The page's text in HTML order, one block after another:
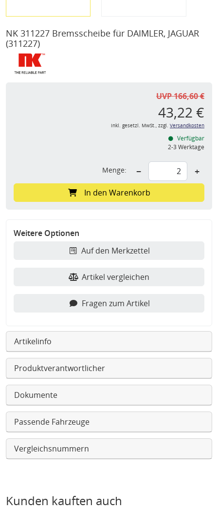
NK 311227 Bremsscheibe für DAIMLER, JAGUAR
(311227)
UVP 166,60 €
43,22 €
inkl. gesetzl. MwSt., zzgl. Versandkosten
Verfügbar
2-3 Werktage
Menge: − +
In den Warenkorb
Weitere Optionen
Auf den Merkzettel
Artikel vergleichen
Fragen zum Artikel
Artikelinfo
Produktverantwortlicher
Dokumente
Passende Fahrzeuge
Vergleichsnummern
Kunden kauften auch